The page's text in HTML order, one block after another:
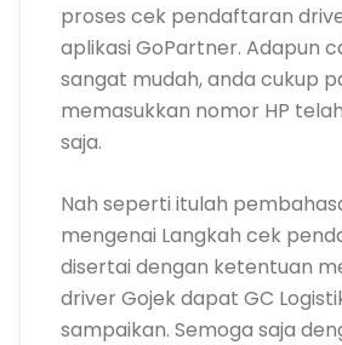
proses cek pendaftaran
aplikasi GoPartner. Adapun
sangat mudah, anda cukup
memasukkan nomor HP
saja.
Nah seperti itulah
mengenai Langkah cek
disertai dengan ketentuan
driver Gojek dapat GC
sampaikan. Semoga saja